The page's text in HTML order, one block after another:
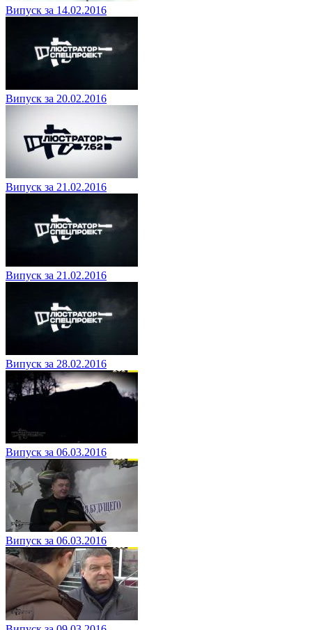
Випуск за 14.02.2016
Випуск за 20.02.2016
Випуск за 21.02.2016
Випуск за 21.02.2016
Випуск за 28.02.2016
Випуск за 06.03.2016
Випуск за 06.03.2016